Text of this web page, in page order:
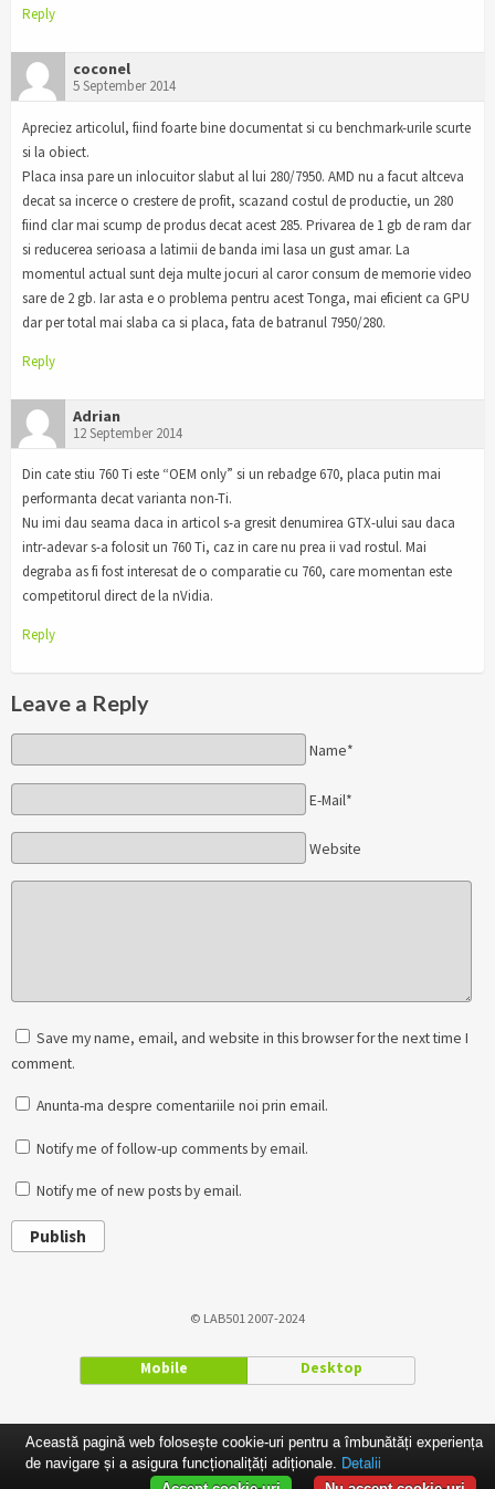
Reply
coconel
5 September 2014
Apreciez articolul, fiind foarte bine documentat si cu benchmark-urile scurte
si la obiect.
Placa insa pare un inlocuitor slabut al lui 280/7950. AMD nu a facut altceva
decat sa incerce o crestere de profit, scazand costul de productie, un 280
fiind clar mai scump de produs decat acest 285. Privarea de 1 gb de ram dar
si reducerea serioasa a latimii de banda imi lasa un gust amar. La
momentul actual sunt deja multe jocuri al caror consum de memorie video
sare de 2 gb. Iar asta e o problema pentru acest Tonga, mai eficient ca GPU
dar per total mai slaba ca si placa, fata de batranul 7950/280.
Reply
Adrian
12 September 2014
Din cate stiu 760 Ti este “OEM only” si un rebadge 670, placa putin mai
performanta decat varianta non-Ti.
Nu imi dau seama daca in articol s-a gresit denumirea GTX-ului sau daca
intr-adevar s-a folosit un 760 Ti, caz in care nu prea ii vad rostul. Mai
degraba as fi fost interesat de o comparatie cu 760, care momentan este
competitorul direct de la nVidia.
Reply
Leave a Reply
Name*
E-Mail*
Website
Save my name, email, and website in this browser for the next time I
comment.
Anunta-ma despre comentariile noi prin email.
Notify me of follow-up comments by email.
Notify me of new posts by email.
Publish
© LAB501 2007-2024
Mobile Desktop
Această pagină web folosește cookie-uri pentru a îmbunătăți experiența
de navigare și a asigura funcționalițăți adiționale. Detalii